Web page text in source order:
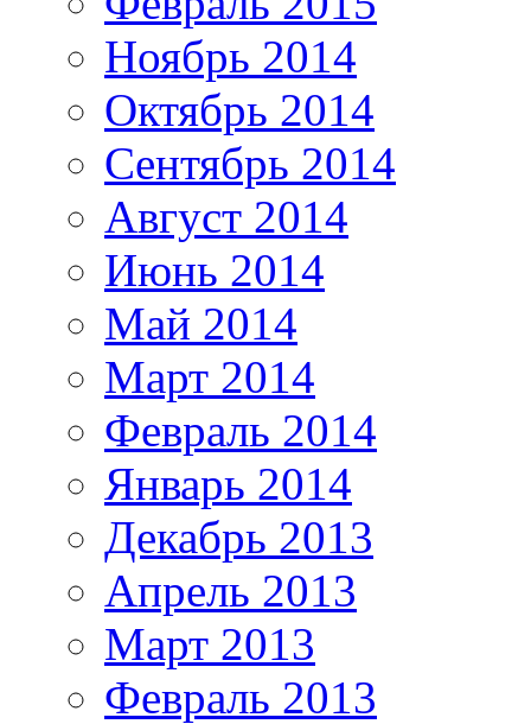
Ноябрь 2014
Октябрь 2014
Сентябрь 2014
Август 2014
Июнь 2014
Май 2014
Март 2014
Февраль 2014
Январь 2014
Декабрь 2013
Апрель 2013
Март 2013
Февраль 2013